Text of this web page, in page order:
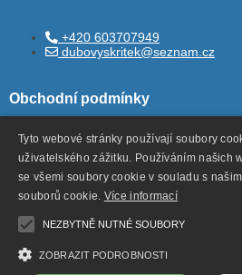
+420 603707949
dubovyskritek@seznam.cz
Obchodní podmínky
Všeobecné obchodní podmínky
Ochrana ososbních údajů
Odstoupení od smlouvy
Tyto webové stránky používají soubory
uživatelského zážitku. Používáním našich
se všemi soubory cookie v souladu s
souborů cookie. Více informací
NEZBYTNĚ NUTNÉ SOUBORY
ZOBRAZIT PODROBNOSTI